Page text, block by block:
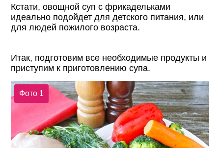
Кстати, овощной суп с фрикадельками
идеально подойдет для детского питания, или
для людей пожилого возраста.
Итак, подготовим все необходимые продукты и
приступим к приготовлению супа.
Фото 1